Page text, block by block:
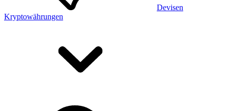
Devisen
Kryptowährungen